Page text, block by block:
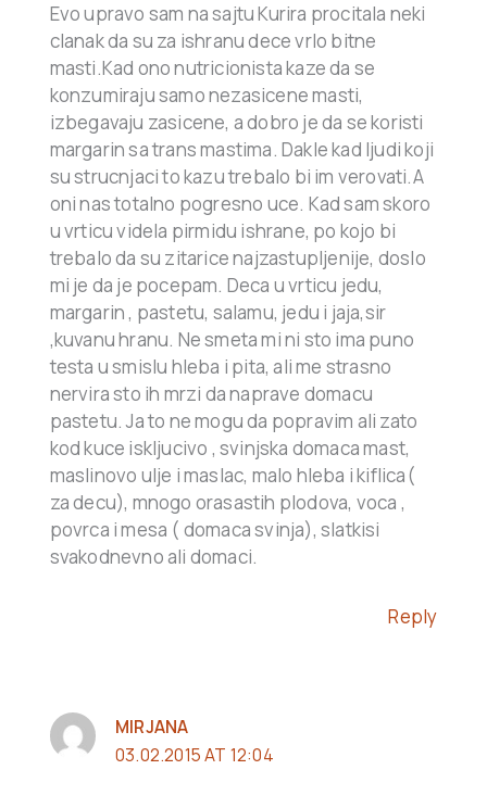
Evo upravo sam na sajtu Kurira procitala neki
clanak da su za ishranu dece vrlo bitne
masti.Kad ono nutricionista kaze da se
konzumiraju samo nezasicene masti,
izbegavaju zasicene, a dobro je da se koristi
margarin sa trans mastima. Dakle kad ljudi koji
su strucnjaci to kazu trebalo bi im verovati.A
oni nas totalno pogresno uce. Kad sam skoro
u vrticu videla pirmidu ishrane, po kojo bi
trebalo da su zitarice najzastupljenije, doslo
mi je da je pocepam. Deca u vrticu jedu,
margarin , pastetu, salamu, jedu i jaja,sir
,kuvanu hranu. Ne smeta mi ni sto ima puno
testa u smislu hleba i pita, ali me strasno
nervira sto ih mrzi da naprave domacu
pastetu. Ja to ne mogu da popravim ali zato
kod kuce iskljucivo , svinjska domaca mast,
maslinovo ulje i maslac, malo hleba i kiflica(
za decu), mnogo orasastih plodova, voca ,
povrca i mesa ( domaca svinja), slatkisi
svakodnevno ali domaci.
Reply
MIRJANA
03.02.2015 AT 12:04